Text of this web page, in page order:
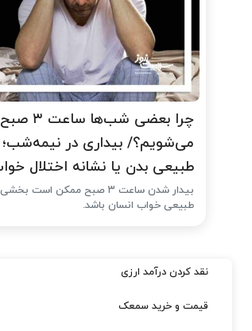
چرا بعضی
می‌شویم؟/ بیداری در
طبیعی بدن یا نشانه اختلال
بیدار شدن ساعت ۳ صبح ممکن است
طبیعی خواب انسان باشد.
نقد کردن درآمد ارزی
قیمت و خرید سمعک